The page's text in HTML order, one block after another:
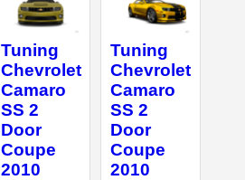
Tuning
Chevrolet
Camaro
SS 2
Door
Coupe
2010
Tuning
Chevrolet
Camaro
SS 2
Door
Coupe
2010